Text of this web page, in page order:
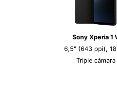
Sony Xperia 1
6,5" (643 ppi),
Triple cámara